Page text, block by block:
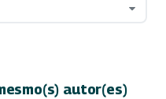
autor(es)